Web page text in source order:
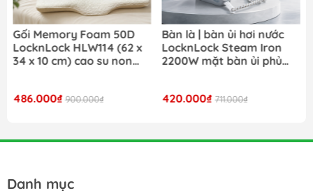
Bàn là | bàn ủi hơi nước
LocknLock Steam Iron
2200W mặt bàn ủi phủ
420.000₫ 711.000₫
Nồi cơm điện LocknLock
Daily Rice Cooker
EJR472BLK dung tích 1.8L
980.000₫ 1.690.000₫
Danh mục